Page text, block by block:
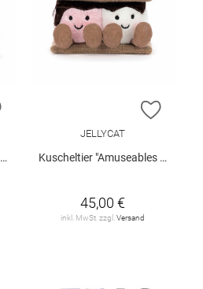
ZUR WUNSCHLISTE HINZUFÜGEN
ZUR
JELLYCAT
Kuscheltier "Amuseables S'mores"
45,00 €
inkl. MwSt. zzgl. Versand